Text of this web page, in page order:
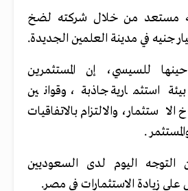
مستعد من خلال شركته لضخ
للسيسي، إن المستثمرين
استثمارية جاذبة، وقوانين
والالتزام بالاتفاقيات
.
التوجه اليوم لدى السعوديين
زيادة الاستثمارات في مصر.